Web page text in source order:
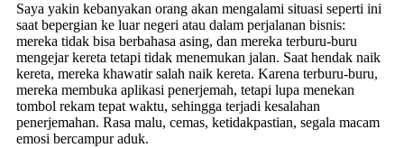
Saya yakin kebanyakan orang akan mengalami situasi seperti ini
saat bepergian ke luar negeri atau dalam perjalanan bisnis:
mereka tidak bisa berbahasa asing, dan mereka terburu-buru
mengejar kereta tetapi tidak menemukan jalan. Saat hendak naik
kereta, mereka khawatir salah naik kereta. Karena terburu-buru,
mereka membuka aplikasi penerjemah, tetapi lupa menekan
tombol rekam tepat waktu, sehingga terjadi kesalahan
penerjemahan. Rasa malu, cemas, ketidakpastian, segala macam
emosi bercampur aduk.